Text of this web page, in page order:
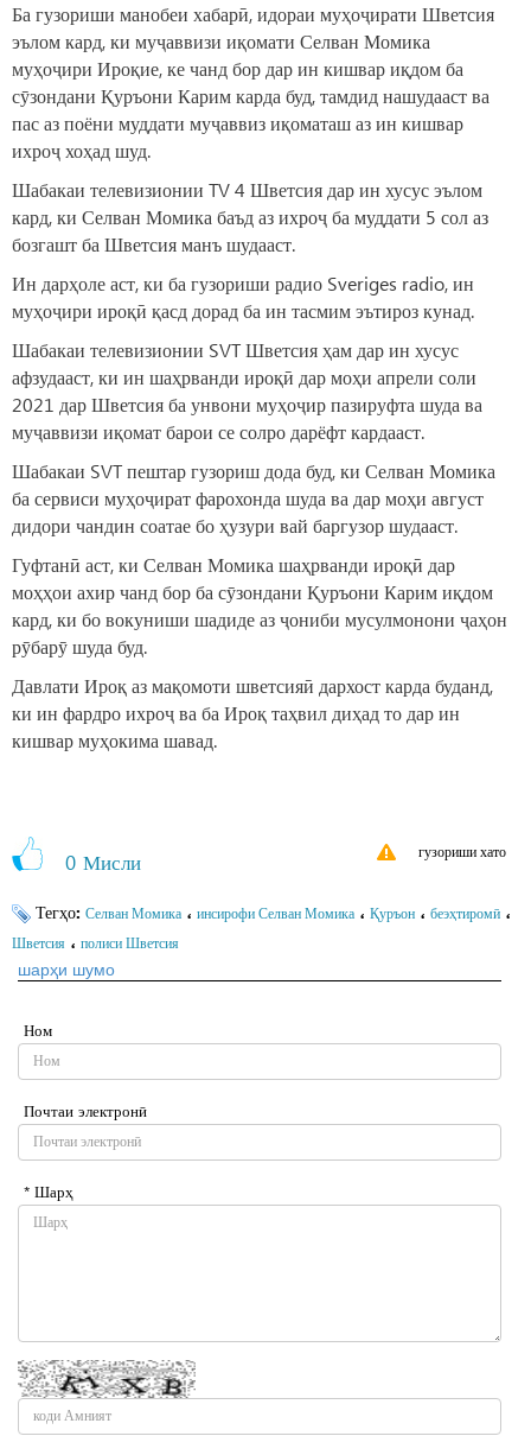
Ба гузориши манобеи хабарӣ, идораи муҳоҷирати Шветсия
эълом кард, ки муҷаввизи иқомати Селван Момика
муҳоҷири Ироқие, ке чанд бор дар ин кишвар иқдом ба
сӯзондани Қуръони Карим карда буд, тамдид нашудааст ва
пас аз поёни муддати муҷаввиз иқоматаш аз ин кишвар
ихроҷ хоҳад шуд.
Шабакаи телевизионии TV 4 Шветсия дар ин хусус эълом
кард, ки Селван Момика баъд аз ихроҷ ба муддати 5 сол аз
бозгашт ба Шветсия манъ шудааст.
Ин дарҳоле аст, ки ба гузориши радио Sveriges radio, ин
муҳоҷири ироқӣ қасд дорад ба ин тасмим эътироз кунад.
Шабакаи телевизионии SVT Шветсия ҳам дар ин хусус
афзудааст, ки ин шаҳрванди ироқӣ дар моҳи апрели соли
2021 дар Шветсия ба унвони муҳоҷир пазируфта шуда ва
муҷаввизи иқомат барои се солро дарёфт кардааст.
Шабакаи SVT пештар гузориш дода буд, ки Селван Момика
ба сервиси муҳоҷират фарохонда шуда ва дар моҳи август
дидори чандин соатае бо ҳузури вай баргузор шудааст.
Гуфтанӣ аст, ки Селван Момика шаҳрванди ироқӣ дар
моҳҳои ахир чанд бор ба сӯзондани Қуръони Карим иқдом
кард, ки бо вокуниши шадиде аз ҷониби мусулмонони ҷаҳон
рӯбарӯ шуда буд.
Давлати Ироқ аз мақомоти шветсияӣ дархост карда буданд,
ки ин фардро ихроҷ ва ба Ироқ таҳвил диҳад то дар ин
кишвар муҳокима шавад.
0 Мисли гузориши хато
Тегҳо: Селван Момика ، инсирофи Селван Момика ، Қуръон ، беэҳтиромӣ ،
Шветсия ، полиси Шветсия
шарҳи шумо
Ном
Почтаи электронӣ
* Шарҳ